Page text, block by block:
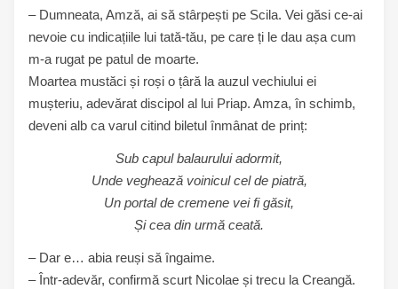
– Dumneata, Amză, ai să stârpești pe Scila. Vei găsi ce-ai
nevoie cu indicațiile lui tată-tău, pe care ți le dau așa cum
m-a rugat pe patul de moarte.
Moartea mustăci și roși o țâră la auzul vechiului ei
mușteriu, adevărat discipol al lui Priap. Amza, în schimb,
deveni alb ca varul citind biletul înmânat de prinț:
Sub capul balaurului adormit,
Unde veghează voinicul cel de piatră,
Un portal de cremene vei fi găsit,
Și cea din urmă ceată.
– Dar e… abia reuși să îngaime.
– Într-adevăr, confirmă scurt Nicolae și trecu la Creangă.